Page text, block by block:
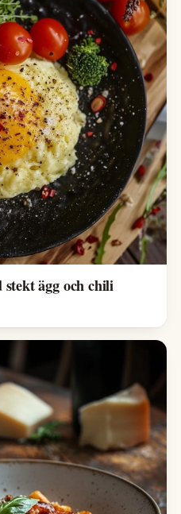
ägg och chili